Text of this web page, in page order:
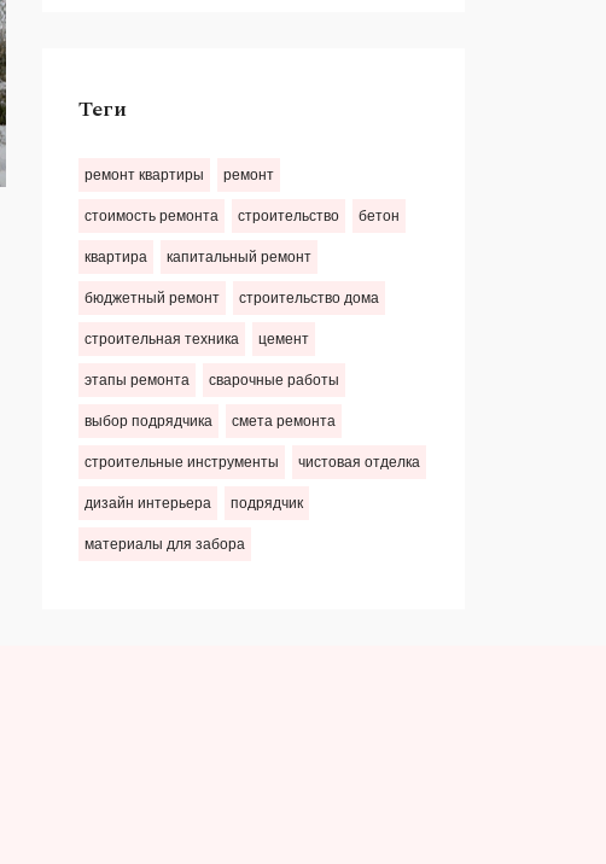
Теги
ремонт квартиры ремонт
стоимость ремонта строительство бетон
квартира капитальный ремонт
бюджетный ремонт строительство дома
строительная техника цемент
этапы ремонта сварочные работы
выбор подрядчика смета ремонта
строительные инструменты чистовая отделка
дизайн интерьера подрядчик
материалы для забора